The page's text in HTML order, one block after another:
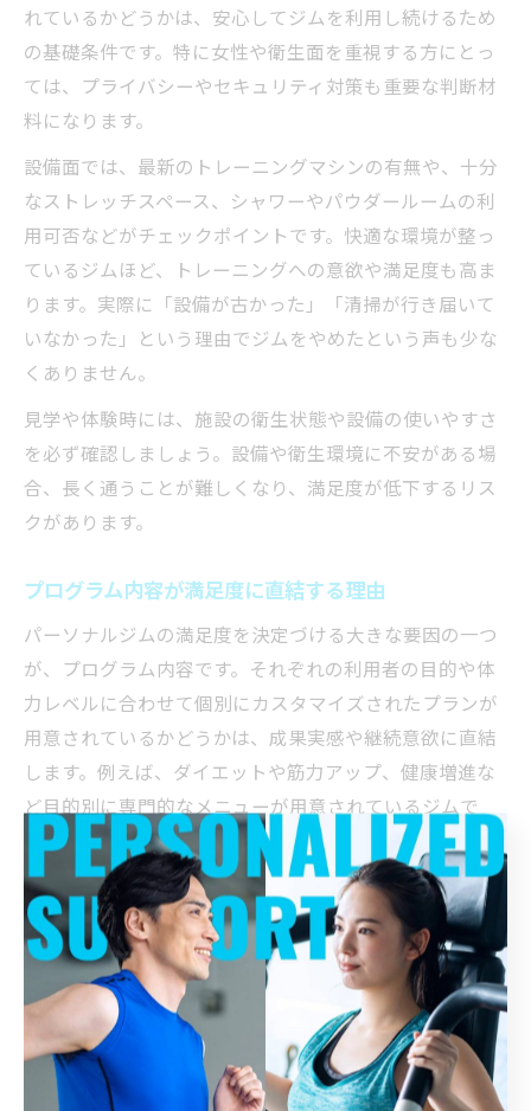
れているかどうかは、安心してジムを利用し続けるため
の基礎条件です。特に女性や衛生面を重視する方にとっ
ては、プライバシーやセキュリティ対策も重要な判断材
料になります。
設備面では、最新のトレーニングマシンの有無や、十分
なストレッチスペース、シャワーやパウダールームの利
用可否などがチェックポイントです。快適な環境が整っ
ているジムほど、トレーニングへの意欲や満足度も高ま
ります。実際に「設備が古かった」「清掃が行き届いて
いなかった」という理由でジムをやめたという声も少な
くありません。
見学や体験時には、施設の衛生状態や設備の使いやすさ
を必ず確認しましょう。設備や衛生環境に不安がある場
合、長く通うことが難しくなり、満足度が低下するリス
クがあります。
プログラム内容が満足度に直結する理由
パーソナルジムの満足度を決定づける大きな要因の一つ
が、プログラム内容です。それぞれの利用者の目的や体
力レベルに合わせて個別にカスタマイズされたプランが
用意されているかどうかは、成果実感や継続意欲に直結
します。例えば、ダイエットや筋力アップ、健康増進な
ど目的別に専門的なメニューが用意されているジムで
は、利用者の満足度が高い傾向にあります。
また、プログラムの中には食事指導や生活習慣改善のア
ドバイスが含まれていることも多く、総合的なサポート
があることでより高い満足感につながります。一方、画
一的な内容や一方的な指導では満足度が下がりやすいの
で注意が必要です。利用者の失敗例として「自分に合わ
ないプログラムで途中リタイアした」という声も見受け
られます。